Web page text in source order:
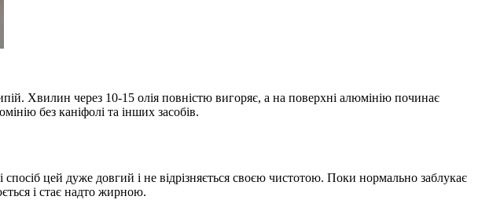
Хвилин через 10-15 олія повністю вигоряє, а на поверхні алюмінію починає
без каніфолі та інших засобів.
цей дуже довгий і не відрізняється своєю чистотою. Поки нормально заблукає
і стає надто жирною.